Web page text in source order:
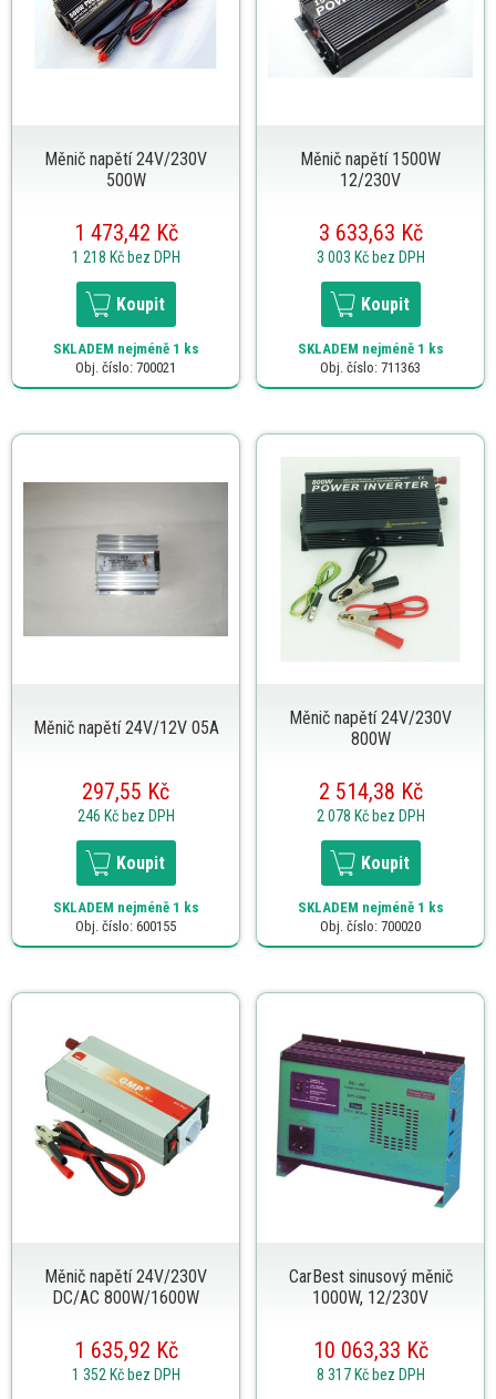
Měnič napětí 24V/230V
500W
1 473,42 Kč
1 218 Kč bez DPH
Koupit
SKLADEM nejméně 1 ks
Obj. číslo: 700021
Měnič napětí 1500W
12/230V
3 633,63 Kč
3 003 Kč bez DPH
Koupit
SKLADEM nejméně 1 ks
Obj. číslo: 711363
Měnič napětí 24V/12V 05A
297,55 Kč
246 Kč bez DPH
Koupit
SKLADEM nejméně 1 ks
Obj. číslo: 600155
Měnič napětí 24V/230V
800W
2 514,38 Kč
2 078 Kč bez DPH
Koupit
SKLADEM nejméně 1 ks
Obj. číslo: 700020
Měnič napětí 24V/230V
DC/AC 800W/1600W
1 635,92 Kč
1 352 Kč bez DPH
CarBest sinusový měnič
1000W, 12/230V
10 063,33 Kč
8 317 Kč bez DPH